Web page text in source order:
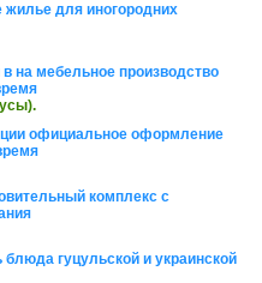
жилье для иногородних
на мебельное производство
официальное оформление
комплекс с
гуцульской и украинской